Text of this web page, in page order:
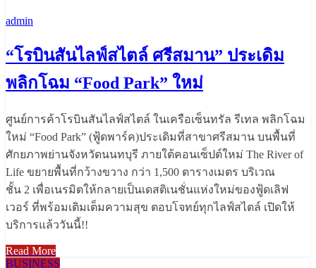
admin
“โรบินสันไลฟ์สไตล์ ศรีสมาน” ประเดิม
พลิกโฉม “Food Park” ใหม่
ศูนย์การค้าโรบินสันไลฟ์สไตล์ ในเครือเซ็นทรัล รีเทล พลิกโฉม
ใหม่ “Food Park” (ฟู้ดพาร์ค)ประเดิมที่สาขาศรีสมาน บนพื้นที่
ศักยภาพย่านจังหวัดนนทบุรี ภายใต้คอนเซ็ปต์ใหม่ The River of
Life ขยายพื้นที่กว้างขวาง กว่า 1,500 ตารางเมตร บริเวณ
ชั้น 2 เพื่อเนรมิตให้กลายเป็นเดสติเนชั่นแห่งใหม่ของฟู้ดเลิฟ
เวอร์ ที่พร้อมเติมเต็มความสุข ตอบโจทย์ทุกไลฟ์สไตล์ เปิดให้
บริการแล้ววันนี้!!
Read More
BUSINESS